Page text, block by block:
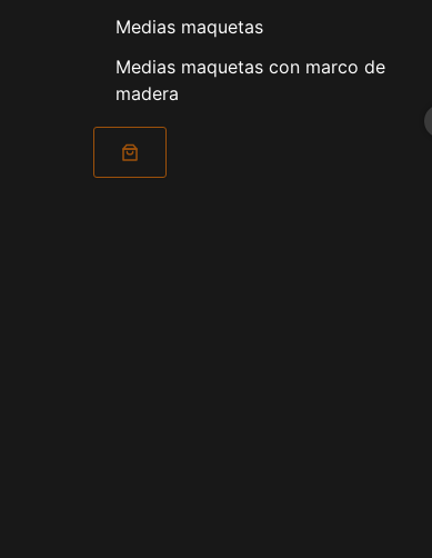
Medias maquetas
Medias maquetas con marco de
madera